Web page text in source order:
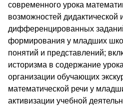
современного урока
возможностей дидактической
дифференцированных
формирования у младших
понятий и представлений;
историзма в содержание
организации обучающих
математической речи у
активизации учебной